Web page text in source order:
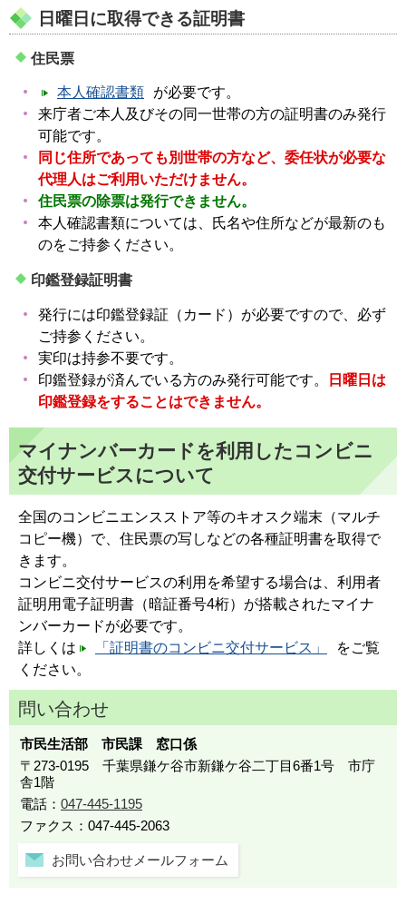
日曜日に取得できる証明書
住民票
本人確認書類
が必要です。
来庁者ご本人及びその同一世帯の方の証明書のみ発行
可能です。
同じ住所であっても別世帯の方など、委任状が必要な
代理人はご利用いただけません。
住民票の除票は発行できません。
本人確認書類については、氏名や住所などが最新のも
のをご持参ください。
印鑑登録証明書
発行には印鑑登録証（カード）が必要ですので、必ず
ご持参ください。
実印は持参不要です。
印鑑登録が済んでいる方のみ発行可能です。
日曜日は
印鑑登録をすることはできません。
マイナンバーカードを利用したコンビニ
交付サービスについて
全国のコンビニエンスストア等のキオスク端末（マルチ
コピー機）で、住民票の写しなどの各種証明書を取得で
きます。
コンビニ交付サービスの利用を希望する場合は、利用者
証明用電子証明書（暗証番号4桁）が搭載されたマイナ
ンバーカードが必要です。
詳しくは
「証明書のコンビニ交付サービス」
をご覧
ください。
問い合わせ
市民生活部 市民課 窓口係
〒273-0195 千葉県鎌ケ谷市新鎌ケ谷二丁目6番1号 市庁
舎1階
電話： 047-445-1195
ファクス：047-445-2063
お問い合わせメールフォーム